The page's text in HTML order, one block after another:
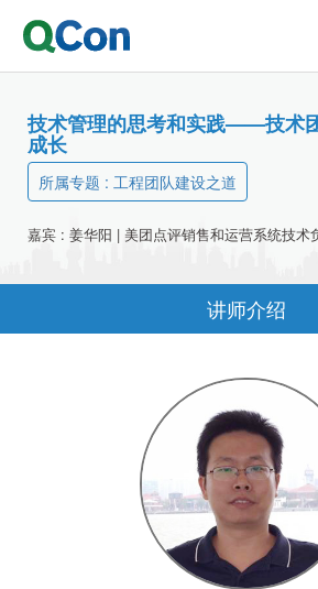
技术管理的思考和实践——技术
成长
所属专题 : 工程团队建设之道
嘉宾 : 姜华阳 | 美团点评销售和运营系统技术
讲师介绍